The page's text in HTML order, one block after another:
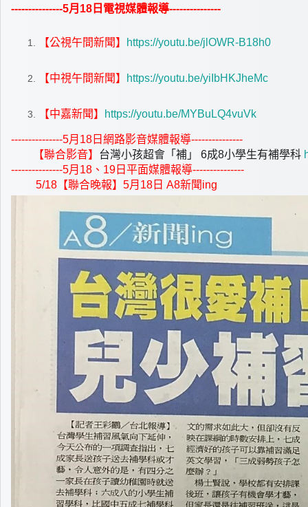
---------------5月18日電視媒體報導---------------
【公視午間新聞】 https://youtu.be/jlOWR-B18h0
【中視午間新聞】 https://youtu.be/yiIbHKJheMc
【中嘉新聞】 https://youtu.be/MYBuLQ4vuVk
---------------5月18日網路影音媒體報導---------------
【聯合影音】 台灣小孩超會「補」 6成8小學生有補學科
---------------5月18、19日平面媒體報導---------------
5/18 【聯合晚報】5月18日 A8新聞ing